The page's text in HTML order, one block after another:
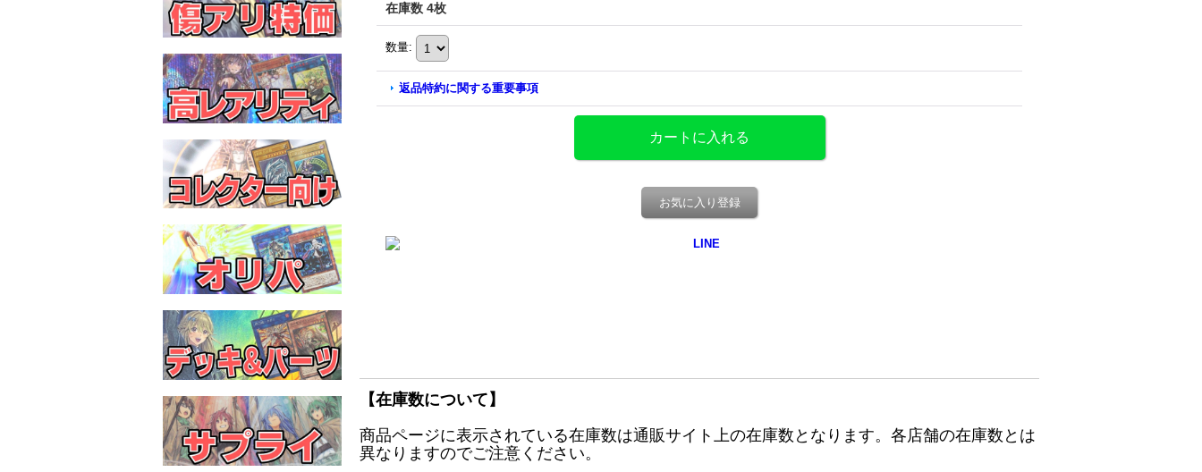
在庫数 4枚
数量:
返品特約に関する重要事項
お気に入り登録
【在庫数について】
商品ページに表示されている在庫数は通販サイト上の在庫数となります。各店舗の在庫数とは
異なりますのでご注意ください。